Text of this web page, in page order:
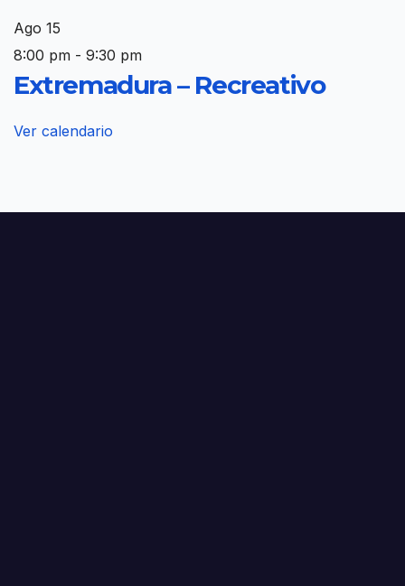
Ago 15
8:00 pm - 9:30 pm
Extremadura – Recreativo
Ver calendario